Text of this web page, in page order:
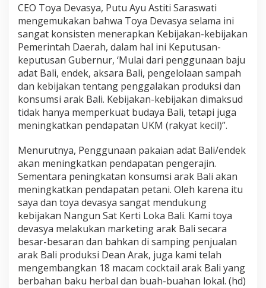
CEO Toya Devasya, Putu Ayu Astiti Saraswati
mengemukakan bahwa Toya Devasya selama ini
sangat konsisten menerapkan Kebijakan-kebijakan
Pemerintah Daerah, dalam hal ini Keputusan-
keputusan Gubernur, ‘Mulai dari penggunaan baju
adat Bali, endek, aksara Bali, pengelolaan sampah
dan kebijakan tentang penggalakan produksi dan
konsumsi arak Bali. Kebijakan-kebijakan dimaksud
tidak hanya memperkuat budaya Bali, tetapi juga
meningkatkan pendapatan UKM (rakyat kecil)”.
Menurutnya, Penggunaan pakaian adat Bali/endek
akan meningkatkan pendapatan pengerajin.
Sementara peningkatan konsumsi arak Bali akan
meningkatkan pendapatan petani. Oleh karena itu
saya dan toya devasya sangat mendukung
kebijakan Nangun Sat Kerti Loka Bali. Kami toya
devasya melakukan marketing arak Bali secara
besar-besaran dan bahkan di samping penjualan
arak Bali produksi Dean Arak, juga kami telah
mengembangkan 18 macam cocktail arak Bali yang
berbahan baku herbal dan buah-buahan lokal. (hd)